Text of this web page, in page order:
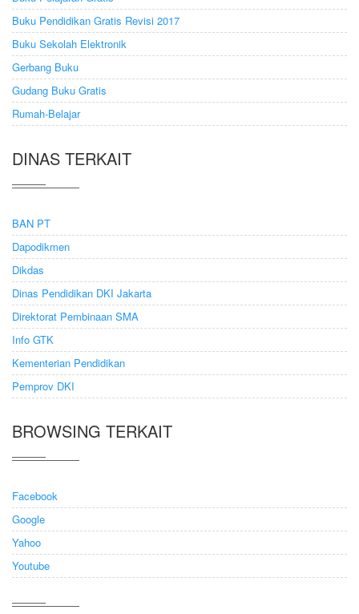
Buku Pendidikan Gratis Revisi 2017
Buku Sekolah Elektronik
Gerbang Buku
Gudang Buku Gratis
Rumah-Belajar
DINAS TERKAIT
BAN PT
Dapodikmen
Dikdas
Dinas Pendidikan DKI Jakarta
Direktorat Pembinaan SMA
Info GTK
Kementerian Pendidikan
Pemprov DKI
BROWSING TERKAIT
Facebook
Google
Yahoo
Youtube